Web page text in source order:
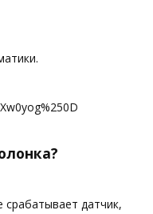
срабатывает датчик,